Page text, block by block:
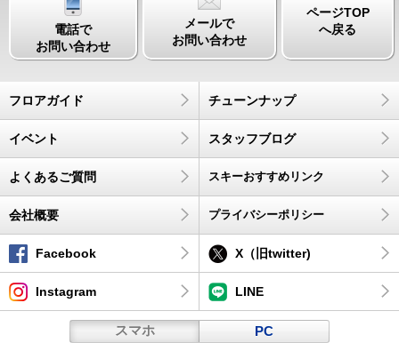
電話で
お問い合わせ
メールで
お問い合わせ
ページTOP
へ戻る
フロアガイド チューンナップ
イベント スタッフブログ
よくあるご質問 スキーおすすめリンク
会社概要 プライバシーポリシー
Facebook X（旧twitter)
Instagram LINE
スマホ PC